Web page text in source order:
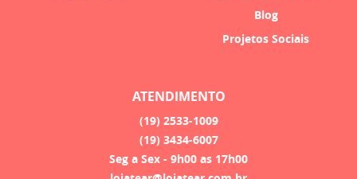
Blog
Projetos Sociais
ATENDIMENTO
(19) 2533-1009
(19) 3434-6007
Seg a Sex - 9h00 as 17h00